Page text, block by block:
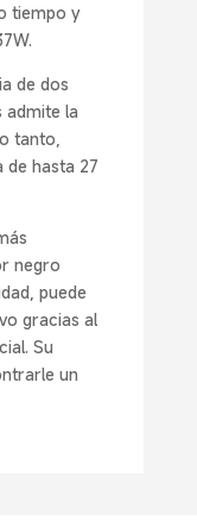
tiempo y
de dos
admite la
tanto,
de hasta 27
negro
puede
gracias al
Su
un